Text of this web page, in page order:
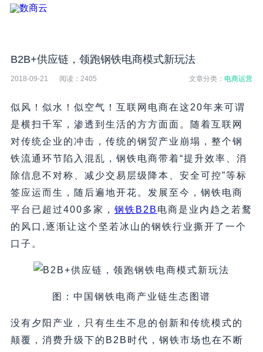
B2B+供应链，领跑钢铁电商模式新玩法
2018-09-21 阅读： 2405 文章分类：电商运营
似风！似水！似空气！互联网电商在这20年来可谓
是横扫千军，渗透到生活的方方面面。随着互联网
对传统企业的冲击，传统的钢贸产业崩塌，整个钢
铁流通环节陷入混乱，钢铁电商带着“提升效率、消
除信息不对称、减少交易层级降本、安全可控”等标
签应运而生，随后遍地开花。发展至今，钢铁电商
平台已超过400多家， 钢铁B2B 电商是业内趋之若鹜
的风口,逐渐让这个坚若冰山的钢铁行业撕开了一个
口子。
图：中国钢铁电商产业链生态图谱
没有夕阳产业，只有生生不息的创新和传统模式的
颠覆，消费升级下的B2B时代，钢铁市场也在不断